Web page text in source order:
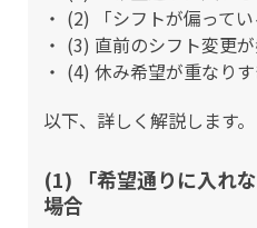
(2) 「シフトが偏って
(3) 直前のシフト変更
(4) 休み希望が重なり
以下、詳しく解説します。
(1) 「希望通りに入れ
場合